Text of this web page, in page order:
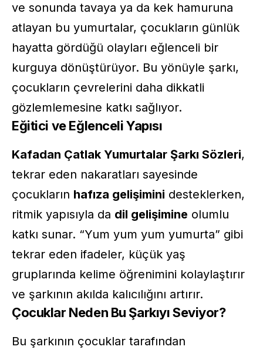
ve sonunda tavaya ya da kek hamuruna
atlayan bu yumurtalar, çocukların günlük
hayatta gördüğü olayları eğlenceli bir
kurguya dönüştürüyor. Bu yönüyle şarkı,
çocukların çevrelerini daha dikkatli
gözlemlemesine katkı sağlıyor.
Eğitici ve Eğlenceli Yapısı
Kafadan Çatlak Yumurtalar Şarkı Sözleri,
tekrar eden nakaratları sayesinde
çocukların hafıza gelişimini desteklerken,
ritmik yapısıyla da dil gelişimine olumlu
katkı sunar. “Yum yum yum yumurta” gibi
tekrar eden ifadeler, küçük yaş
gruplarında kelime öğrenimini kolaylaştırır
ve şarkının akılda kalıcılığını artırır.
Çocuklar Neden Bu Şarkıyı Seviyor?
Bu şarkının çocuklar tarafından